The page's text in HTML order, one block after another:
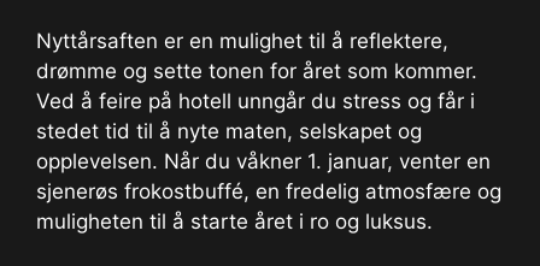
Nyttårsaften er en mulighet til å reflektere,
drømme og sette tonen for året som kommer.
Ved å feire på hotell unngår du stress og får i
stedet tid til å nyte maten, selskapet og
opplevelsen. Når du våkner 1. januar, venter en
sjenerøs frokostbuffé, en fredelig atmosfære og
muligheten til å starte året i ro og luksus.